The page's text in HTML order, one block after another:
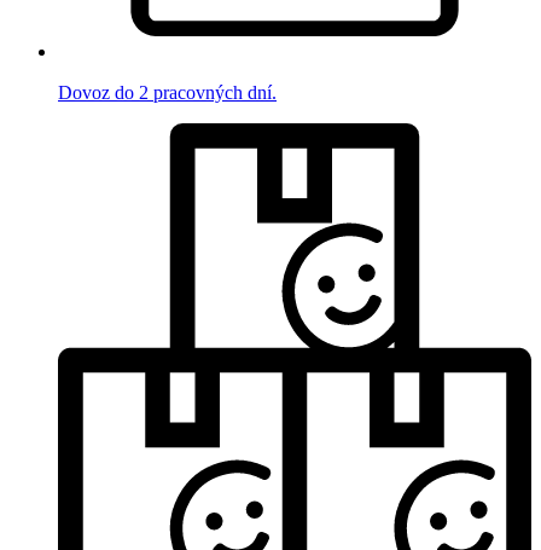
Dovoz do 2 pracovných dní.